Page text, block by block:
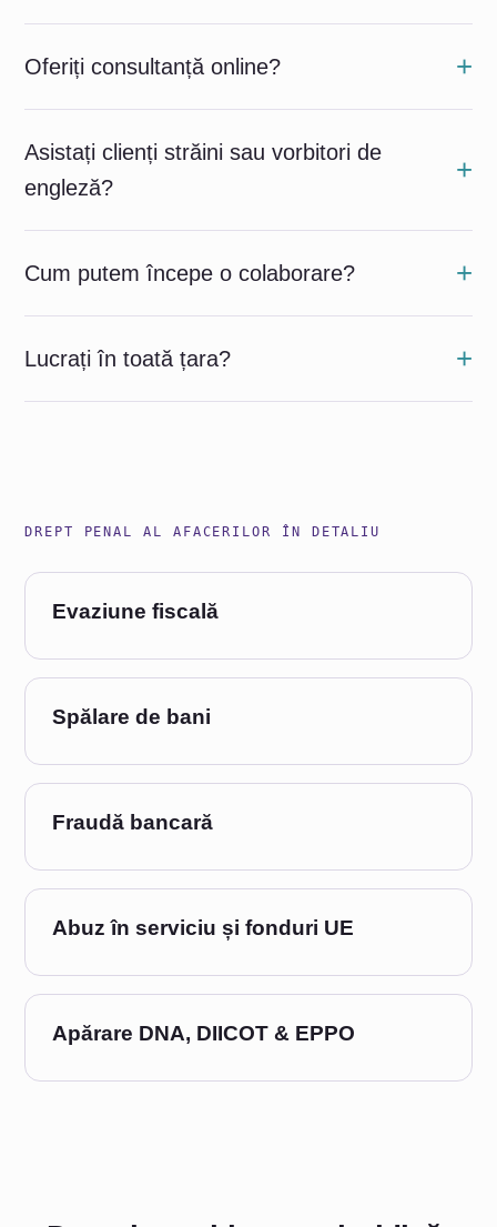
Oferiți consultanță online?
Asistați clienți străini sau vorbitori de
engleză?
Cum putem începe o colaborare?
Lucrați în toată țara?
DREPT PENAL AL AFACERILOR ÎN DETALIU
Evaziune fiscală
Spălare de bani
Fraudă bancară
Abuz în serviciu și fonduri UE
Apărare DNA, DIICOT & EPPO